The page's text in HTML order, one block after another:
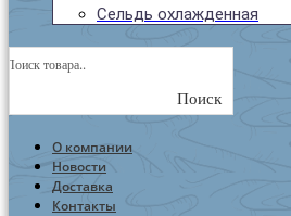
Сельдь охлажденная
Поиск
О компании
Новости
Доставка
Контакты